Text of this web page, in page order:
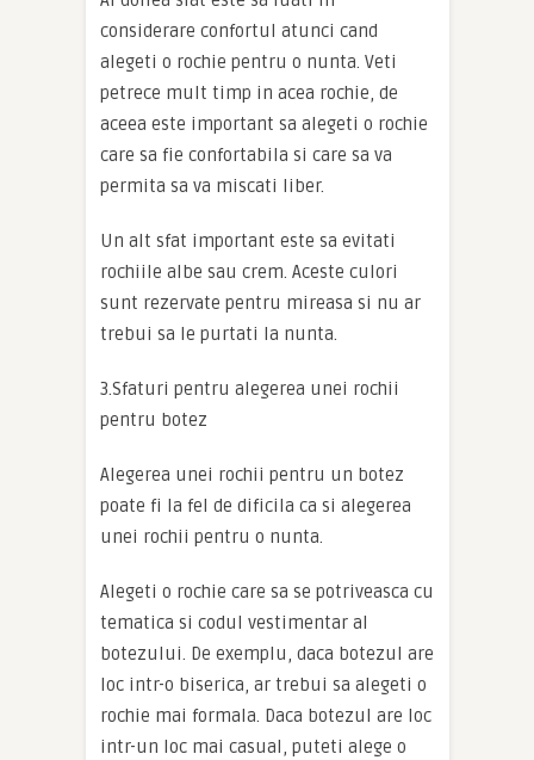
considerare confortul atunci cand
alegeti o rochie pentru o nunta. Veti
petrece mult timp in acea rochie, de
aceea este important sa alegeti o rochie
care sa fie confortabila si care sa va
permita sa va miscati liber.
Un alt sfat important este sa evitati
rochiile albe sau crem. Aceste culori
sunt rezervate pentru mireasa si nu ar
trebui sa le purtati la nunta.
3.Sfaturi pentru alegerea unei rochii
pentru botez
Alegerea unei rochii pentru un botez
poate fi la fel de dificila ca si alegerea
unei rochii pentru o nunta.
Alegeti o rochie care sa se potriveasca cu
tematica si codul vestimentar al
botezului. De exemplu, daca botezul are
loc intr-o biserica, ar trebui sa alegeti o
rochie mai formala. Daca botezul are loc
intr-un loc mai casual, puteti alege o